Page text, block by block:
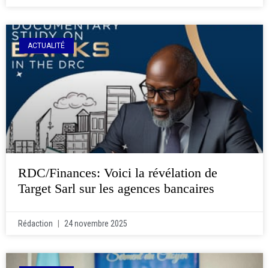
ACTUALITÉ
RDC/Finances: Voici la révélation de
Target Sarl sur les agences bancaires
Rédaction 24 novembre 2025